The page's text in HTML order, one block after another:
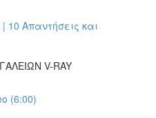
10 Απαντήσεις και
V-RAY
(6:00)